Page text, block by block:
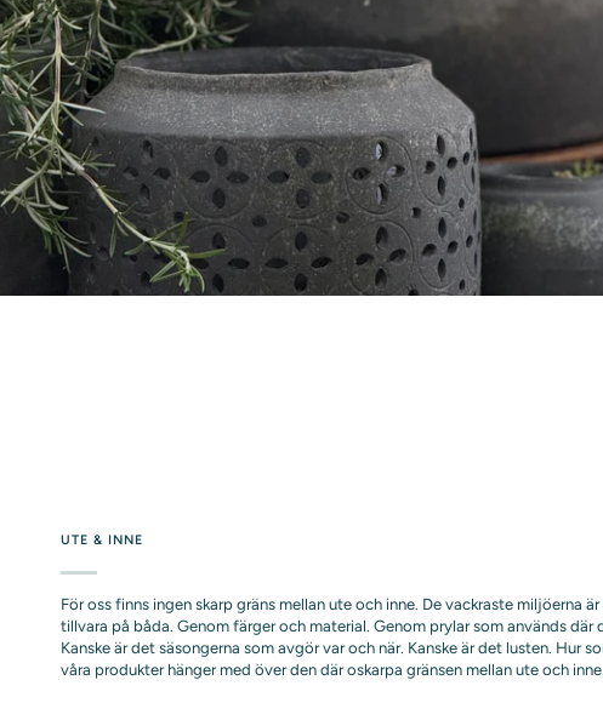
UTE & INNE
För oss finns ingen skarp gräns mellan ute och inne. De vackraste miljöerna
tillvara på båda. Genom färger och material. Genom prylar som används där
Kanske är det säsongerna som avgör var och när. Kanske är det lusten. Hur
våra produkter hänger med över den där oskarpa gränsen mellan ute och inne.